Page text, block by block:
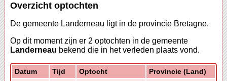
Overzicht optochten
De gemeente Landerneau ligt in de provincie Bretagne.
Op dit moment zijn er 2 optochten in de gemeente
Landerneau bekend die in het verleden plaats vond.
Datum Tijd Optocht Provincie (Land)